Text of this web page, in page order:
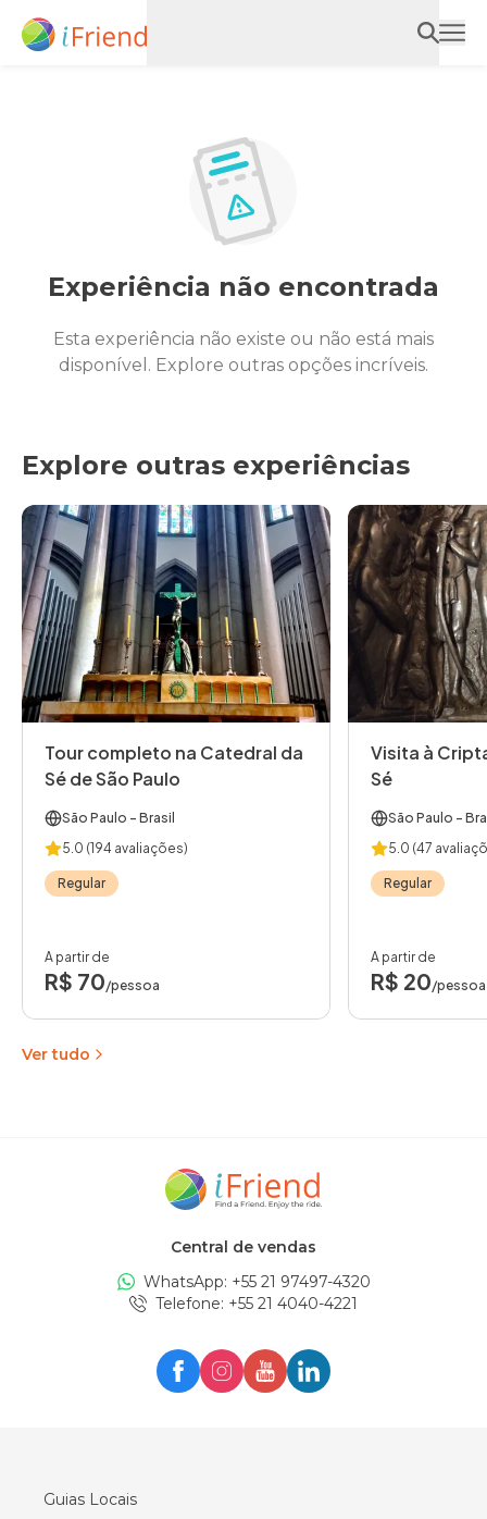
Experiência não encontrada
Esta experiência não existe ou não está mais
disponível. Explore outras opções incríveis.
Explore outras experiências
Tour completo na Catedral da
Sé de São Paulo
São Paulo - Brasil
5.0 (194 avaliações)
Regular
A partir de
R$ 70/pessoa
Visita à
Sé
São Paulo -
5.0 (47
Regular
A partir de
R$ 20/pessoa
Ver tudo
Central de vendas
WhatsApp: +55 21 97497-4320
Telefone: +55 21 4040-4221
Guias Locais